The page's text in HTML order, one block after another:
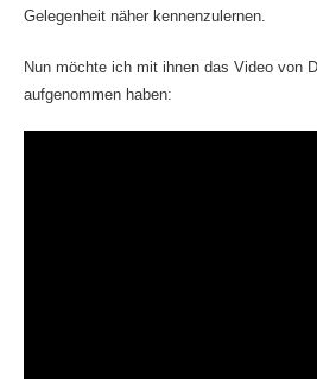
Gelegenheit näher kennenzulernen.
Nun möchte ich mit ihnen das Video von
aufgenommen haben: